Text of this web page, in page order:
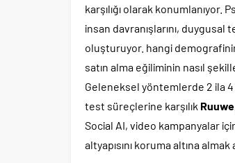
karşılığı olarak
insan davranışlarını,
oluşturuyor. hangi
satın alma eğiliminin nasıl
Geleneksel yöntemlerde 2 ila 4
test süreçlerine karşılık Ruuwe
Social AI, video kampanyalar
altyapısını koruma altına